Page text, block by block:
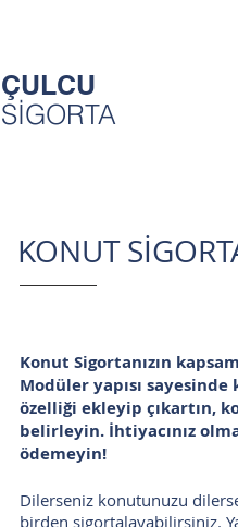
ÇULCU
SİGORTA
KONUT
Konut Sigortanızın
Modüler yapısı
özelliği ekleyip çıkartın,
belirleyin. İhtiyacınız
ödemeyin!
Dilerseniz konutunuzu
birden sigortalayabilirsiniz.